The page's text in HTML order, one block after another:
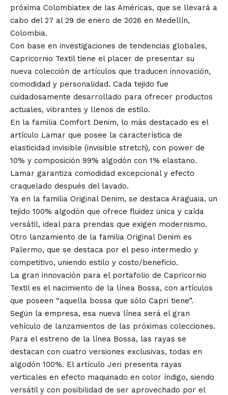
próxima Colombiatex de las Américas, que se llevará a
cabo del 27 al 29 de enero de 2026 en Medellín,
Colombia.
Con base en investigaciones de tendencias globales,
Capricornio Textil tiene el placer de presentar su
nueva colección de artículos que traducen innovación,
comodidad y personalidad. Cada tejido fue
cuidadosamente desarrollado para ofrecer productos
actuales, vibrantes y llenos de estilo.
En la familia Comfort Denim, lo más destacado es el
artículo Lamar que posee la característica de
elasticidad invisible (invisible stretch), con power de
10% y composición 99% algodón con 1% elastano.
Lamar garantiza comodidad excepcional y efecto
craquelado después del lavado.
Ya en la familia Original Denim, se destaca Araguaia, un
tejido 100% algodón que ofrece fluidez única y caída
versátil, ideal para prendas que exigen modernismo.
Otro lanzamiento de la familia Original Denim es
Palermo, que se destaca por el peso intermedio y
competitivo, uniendo estilo y costo/beneficio.
La gran innovación para el portafolio de Capricornio
Textil es el nacimiento de la línea Bossa, con artículos
que poseen “aquella bossa que sólo Capri tiene”.
Según la empresa, esa nueva línea será el gran
vehículo de lanzamientos de las próximas colecciones.
Para el estreno de la línea Bossa, las rayas se
destacan con cuatro versiones exclusivas, todas en
algodón 100%. El artículo Jeri presenta rayas
verticales en efecto maquinado en color índigo, siendo
versátil y con posibilidad de ser aprovechado por el